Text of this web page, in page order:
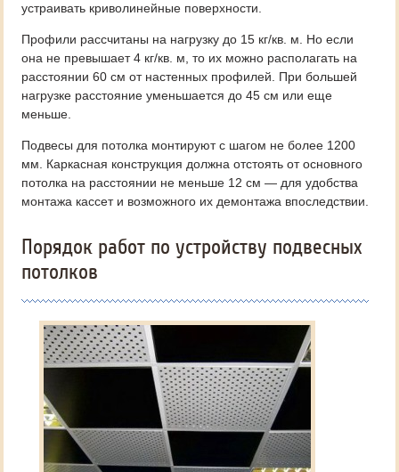
устраивать криволинейные поверхности.
Профили рассчитаны на нагрузку до 15 кг/кв. м. Но если
она не превышает 4 кг/кв. м, то их можно располагать на
расстоянии 60 см от настенных профилей. При большей
нагрузке расстояние уменьшается до 45 см или еще
меньше.
Подвесы для потолка монтируют с шагом не более 1200
мм. Каркасная конструкция должна отстоять от основного
потолка на расстоянии не меньше 12 см — для удобства
монтажа кассет и возможного их демонтажа впоследствии.
Порядок работ по устройству подвесных
потолков